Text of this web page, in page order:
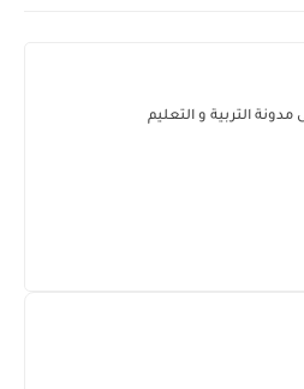
التربية و التعليم